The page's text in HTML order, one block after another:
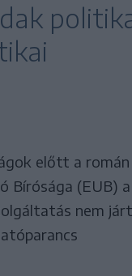
előtt a román
Bírósága (EUB) a
nem járt